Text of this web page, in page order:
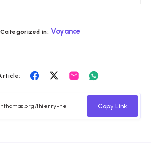
Categorized in: Voyance
Share
Facebook
Share
Twitter
Share
Whatsapp
Copy Link